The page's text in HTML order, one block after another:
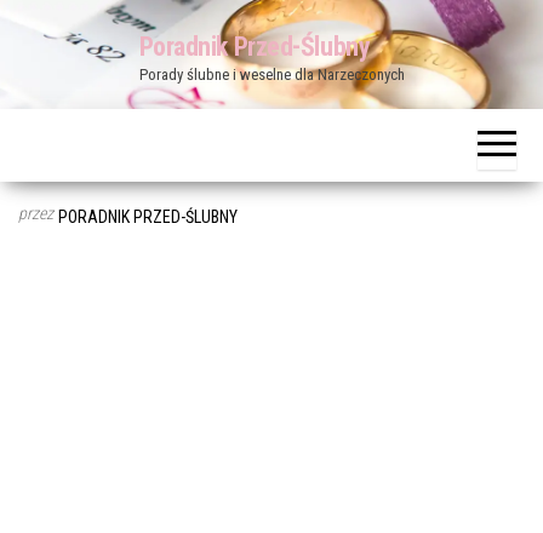
Poradnik Przed-Ślubny
Porady ślubne i weselne dla Narzeczonych
przez PORADNIK PRZED-ŚLUBNY